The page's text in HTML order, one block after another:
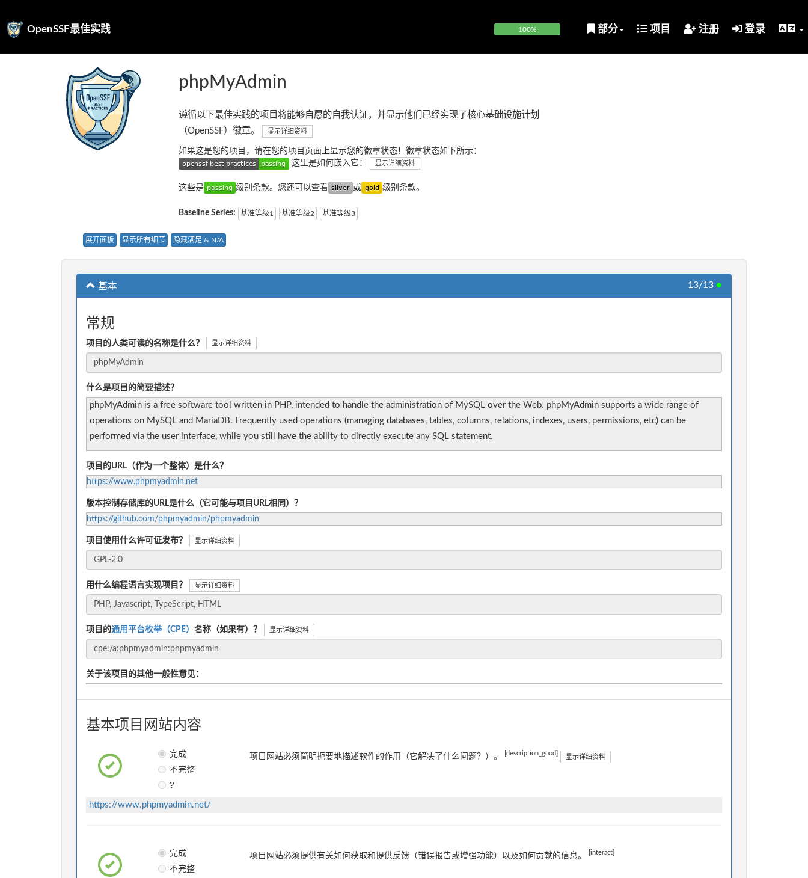
OpenSSF最佳实践 100% 部分 项目 注册 登录
phpMyAdmin
遵循以下最佳实践的项目将能够自愿的自我认证，并显示他们已经实现了核心基础设施计划
（OpenSSF）徽章。
显示详细资料
如果这是您的项目，请在您的项目页面上显示您的徽章状态！徽章状态如下所示：
这里是如何嵌入它：
显示详细资料
这些是 级别条款。您还可以查看 或 级别条款。
Baseline Series: 基准等级1 基准等级2 基准等级3
展开面板 显示所有细节 隐藏满足 & N/A
基本 13/13 ●
常规
项目的人类可读的名称是什么？ 显示详细资料
什么是项目的简要描述？
phpMyAdmin is a free software tool written in PHP, intended to handle the administration of MySQL over the Web. phpMyAdmin supports a wide range of
operations on MySQL and MariaDB. Frequently used operations (managing databases, tables, columns, relations, indexes, users, permissions, etc) can be
performed via the user interface, while you still have the ability to directly execute any SQL statement.
项目的URL（作为一个整体）是什么？
https://www.phpmyadmin.net
版本控制存储库的URL是什么（它可能与项目URL相同）？
https://github.com/phpmyadmin/phpmyadmin
项目使用什么许可证发布？ 显示详细资料
用什么编程语言实现项目？ 显示详细资料
项目的通用平台枚举（CPE） 名称（如果有）？ 显示详细资料
关于该项目的其他一般性意见：
基本项目网站内容
完成
不完整
?
项目网站必须简明扼要地描述软件的作用（它解决了什么问题？）。 [description_good] 显示详细资料
https://www.phpmyadmin.net/
完成
不完整
项目网站必须提供有关如何获取和提供反馈（错误报告或增强功能）以及如何贡献的信息。 [interact]